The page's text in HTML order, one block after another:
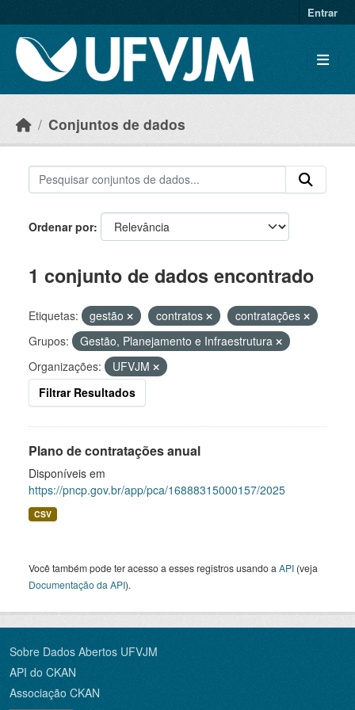
Entrar
Conjuntos de dados
Ordenar por
1 conjunto de dados encontrado
Etiquetas: gestão contratos
contratações
Grupos:
Gestão, Planejamento e Infraestrutura
Organizações:
UFVJM
Filtrar Resultados
Plano de contratações anual
Disponíveis em
https://pncp.gov.br/app/pca/16888315000157/2025
CSV
Você também pode ter acesso a esses registros usando a API (veja
Documentação da API).
Sobre Dados Abertos UFVJM
API do CKAN
Associação CKAN